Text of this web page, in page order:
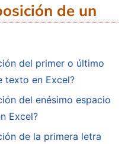
de un
del primer o último
texto en Excel?
del enésimo espacio
Excel?
de la primera letra